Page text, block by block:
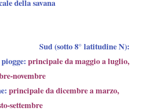
della savana
Sud (sotto 8° latitudine N):
principale da maggio a luglio,
novembre
principale dadicembre a marzo,
settembre